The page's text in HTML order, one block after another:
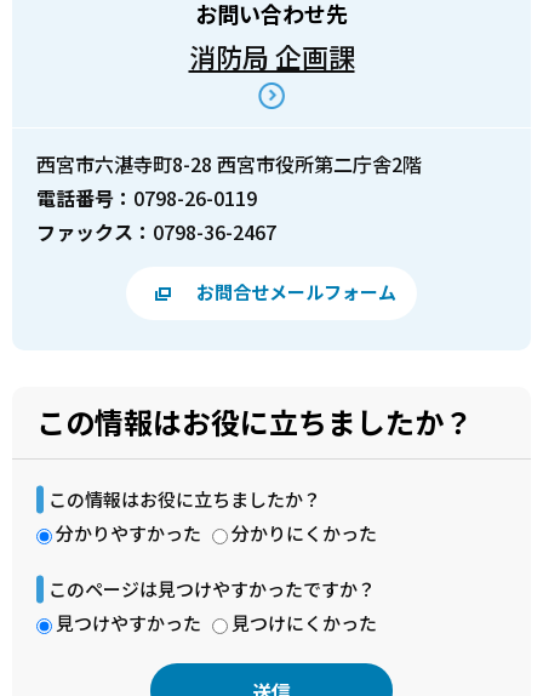
お問い合わせ先
消防局 企画課
西宮市六湛寺町8-28 西宮市役所第二庁舎2階
電話番号： 0798-26-0119
ファックス： 0798-36-2467
お問合せメールフォーム
この情報はお役に立ちましたか？
この情報はお役に立ちましたか？
分かりやすかった
分かりにくかった
このページは見つけやすかったですか？
見つけやすかった
見つけにくかった